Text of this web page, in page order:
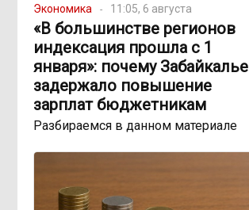
Экономика 11:05, 6 августа
«В большинстве регионов
индексация прошла с 1
января»: почему Забайкалье
задержало повышение
зарплат бюджетникам
Разбираемся в данном материале